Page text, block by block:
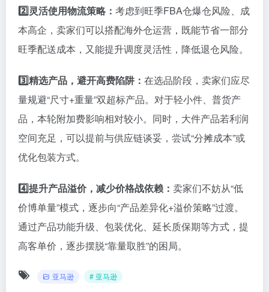
2️⃣灵活使用物流策略： 考虑到旺季FBA仓爆仓风险、成
本高企，卖家们可以搭配海外仓运营，既能节省一部分
旺季配送成本，又能提升调度灵活性，降低退仓风险。
3️⃣精选产品，避开高费陷阱： 在选品阶段，卖家们应尽
量规避“尺寸+重量”双超标产品。对于轻小件、普货产
品，本轮附加费影响相对较小。同时，大件产品若利润
空间充足，可以提前与供应链谈妥，尝试“分摊成本”或
优化包装方式。
4️⃣提升产品溢价，减少价格战依赖： 卖家们不妨从“低
价博单量”模式，逐步向“产品差异化+溢价策略”过渡。
通过产品功能升级、包装优化、延长质保期等方式，提
高客单价，逐步摆脱“靠量取胜”的困局。
亚马逊 # 亚马逊